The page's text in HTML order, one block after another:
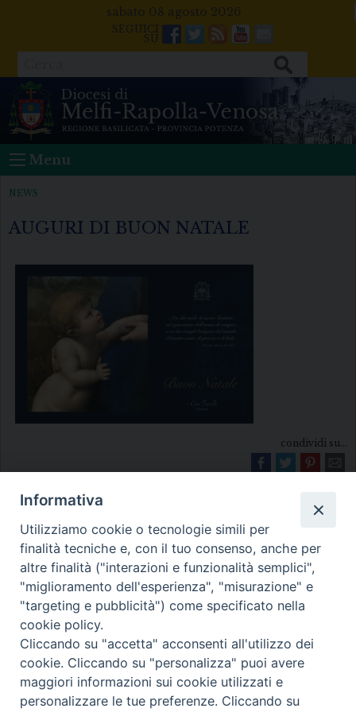
sabato 08 agosto 2026
Facebook
Twitter
FeedsYoutube
Mail
Menu
NEWS
AUGURI DI BUON NATALE
condividi su...
Diocesi di Melfi Rapolla Venosa
• Largo Duomo, 12 - 85025 MELFI (PZ) •
Tel. 0972238604
PEC ufficiale della Diocesi:
diocesi.melfi_rapolla_venosa@legalmail.it
Informativa
Utilizziamo cookie o tecnologie simili per
finalità tecniche e, con il tuo consenso, anche per
altre finalità ("interazioni e funzionalità semplici",
"miglioramento dell'esperienza", "misurazione" e
"targeting e pubblicità") come specificato nella
cookie policy.
Cliccando su "accetta" acconsenti all'utilizzo dei
cookie. Cliccando su "personalizza" puoi avere
maggiori informazioni sui cookie utilizzati e
personalizzare le tue preferenze. Cliccando su